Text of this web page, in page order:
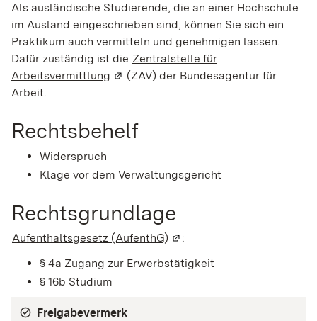
Als ausländische Studierende, die an einer Hochschule
im Ausland eingeschrieben sind, können Sie sich ein
Praktikum auch vermitteln und genehmigen lassen.
Dafür zuständig ist die Zentralstelle für
Arbeitsvermittlung (Wird in einem neuen Fenster geöffnet)
(ZAV) der Bundesagentur für
Arbeit.
Rechtsbehelf
Widerspruch
Klage vor dem Verwaltungsgericht
Rechtsgrundlage
Aufenthaltsgesetz (AufenthG) (Wird in einem neuen
:
§ 4a Zugang zur Erwerbstätigkeit
§ 16b Studium
Freigabevermerk